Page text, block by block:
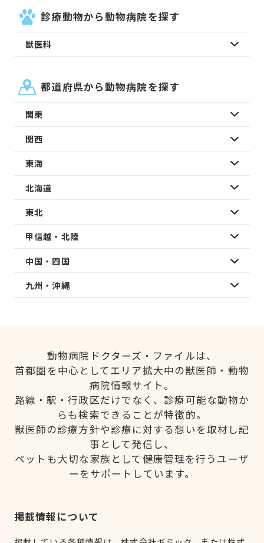
診療動物から動物病院を探す
獣医科
都道府県から動物病院を探す
関東
関西
東海
北海道
東北
甲信越・北陸
中国・四国
九州・沖縄
動物病院ドクターズ・ファイルは、
首都圏を中心としてエリア拡大中の獣医師・動物
病院情報サイト。
路線・駅・行政区だけでなく、診療可能な動物か
らも検索できることが特徴的。
獣医師の診療方針や診療に対する想いを取材し記
事として発信し、
ペットも大切な家族として健康管理を行うユーザ
ーをサポートしています。
掲載情報について